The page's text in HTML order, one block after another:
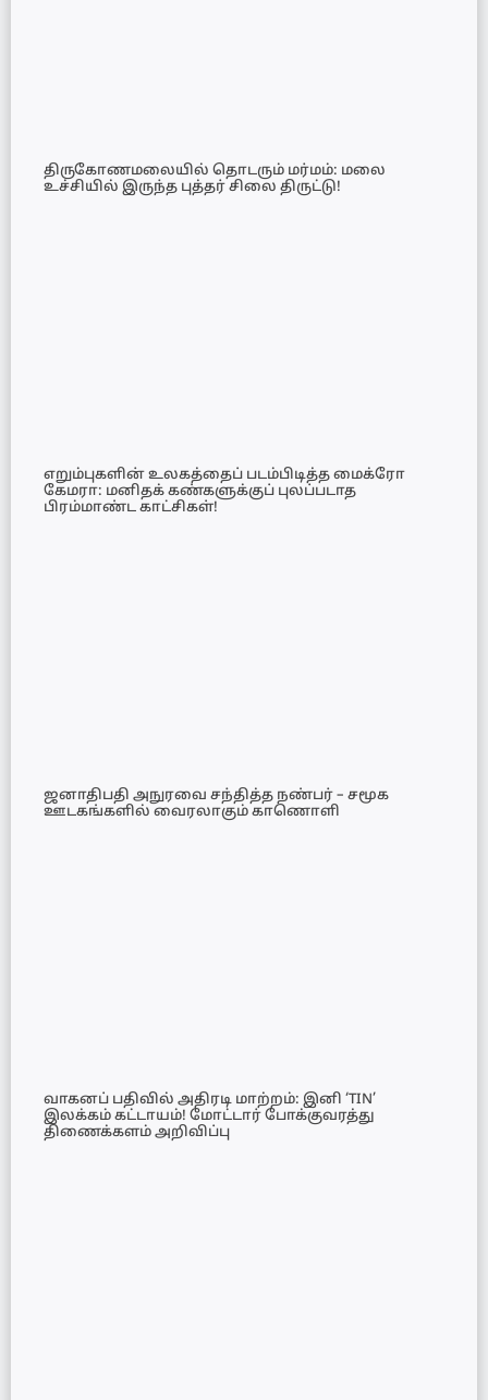
திருகோணமலையில் தொடரும் மர்மம்: மலை
உச்சியில் இருந்த புத்தர் சிலை திருட்டு!
எறும்புகளின் உலகத்தைப் படம்பிடித்த மைக்ரோ
கேமரா: மனிதக் கண்களுக்குப் புலப்படாத
பிரம்மாண்ட காட்சிகள்!
ஜனாதிபதி அநுரவை சந்தித்த நண்பர் – சமூக
ஊடகங்களில் வைரலாகும் காணொளி
வாகனப் பதிவில் அதிரடி மாற்றம்: இனி ‘TIN’
இலக்கம் கட்டாயம்! மோட்டார் போக்குவரத்து
திணைக்களம் அறிவிப்பு